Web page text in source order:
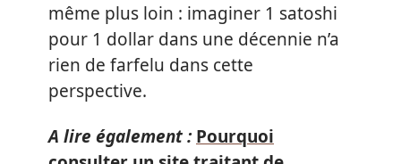
même plus loin : imaginer 1 satoshi
pour 1 dollar dans une décennie n’a
rien de farfelu dans cette
perspective.
A lire également : Pourquoi